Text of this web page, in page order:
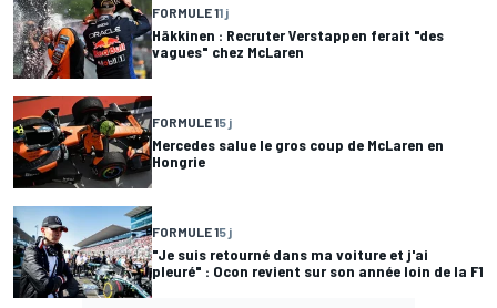
FORMULE 11 j
Häkkinen : Recruter Verstappen ferait "des
vagues" chez McLaren
FORMULE 15 j
Mercedes salue le gros coup de McLaren en
Hongrie
FORMULE 15 j
"Je suis retourné dans ma voiture et j'ai
pleuré" : Ocon revient sur son année loin de la F1